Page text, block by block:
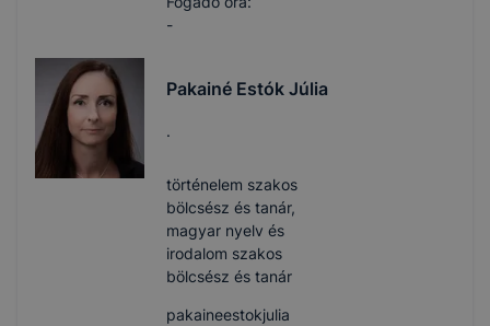
-
Pakainé Estók Júlia
.
történelem szakos
bölcsész és tanár,
magyar nyelv és
irodalom szakos
bölcsész és tanár
pakaineestokjulia​